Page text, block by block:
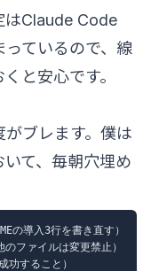
はClaude Code
っているので、線
と安心です。
ブレます。僕は
て、毎朝穴埋め
の導入3行を書き直す）
ファイルは変更禁止）
すること）